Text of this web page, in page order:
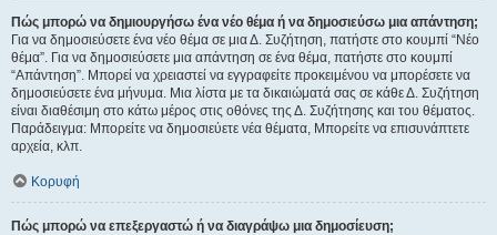
Πώς μπορώ να δημιουργήσω ένα νέο θέμα ή να δημοσιεύσω μια απάντηση;
Για να δημοσιεύσετε ένα νέο θέμα σε μια Δ. Συζήτηση, πατήστε στο κουμπί “Νέο
θέμα”. Για να δημοσιεύσετε μια απάντηση σε ένα θέμα, πατήστε στο κουμπί
“Απάντηση”. Μπορεί να χρειαστεί να εγγραφείτε προκειμένου να μπορέσετε να
δημοσιεύσετε ένα μήνυμα. Μια λίστα με τα δικαιώματά σας σε κάθε Δ. Συζήτηση
είναι διαθέσιμη στο κάτω μέρος στις οθόνες της Δ. Συζήτησης και του θέματος.
Παράδειγμα: Μπορείτε να δημοσιεύετε νέα θέματα, Μπορείτε να επισυνάπτετε
αρχεία, κλπ.
Κορυφή
Πώς μπορώ να επεξεργαστώ ή να διαγράψω μια δημοσίευση;